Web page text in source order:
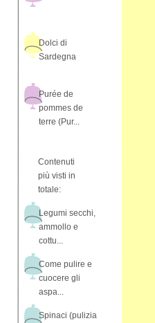
Dolci di
Sardegna
Purée de
pommes de
terre (Pur...
Contenuti
più visti in
totale:
Legumi secchi,
ammollo e
cottu...
Come pulire e
cuocere gli
aspa...
Spinaci (pulizia